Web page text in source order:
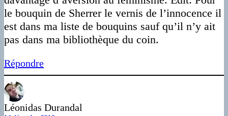
le bouquin de Sherrer le vernis de l’innocence il
est dans ma liste de bouquins sauf qu’il n’y ait
pas dans ma bibliothèque du coin.
Répondre
Léonidas Durandal